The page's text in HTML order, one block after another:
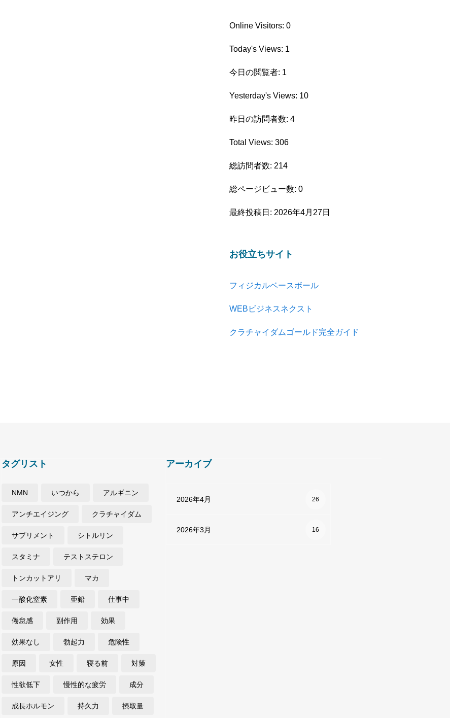
Online Visitors: 0
Today's Views: 1
今日の閲覧者: 1
Yesterday's Views: 10
昨日の訪問者数: 4
Total Views: 306
総訪問者数: 214
総ページビュー数: 0
最終投稿日: 2026年4月27日
お役立ちサイト
フィジカルベースボール
WEBビジネスネクスト
クラチャイダムゴールド完全ガイド
タグリスト
NMN いつから アルギニン
アンチエイジング クラチャイダム
サプリメント シトルリン
スタミナ テストステロン
トンカットアリ マカ
一酸化窒素 亜鉛 仕事中
倦怠感 副作用 効果
効果なし 勃起力 危険性
原因 女性 寝る前 対策
性欲低下 慢性的な疲労 成分
成長ホルモン 持久力 摂取量
アーカイブ
2026年4月 26
2026年3月 16